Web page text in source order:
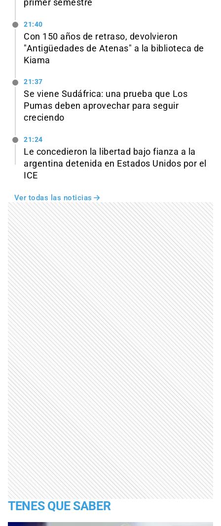
primer semestre
21:40
Con 150 años de retraso, devolvieron
"Antigüedades de Atenas" a la biblioteca de
Kiama
21:37
Se viene Sudáfrica: una prueba que Los
Pumas deben aprovechar para seguir
creciendo
21:24
Le concedieron la libertad bajo fianza a la
argentina detenida en Estados Unidos por el
ICE
Ver todas las noticias
TENES QUE SABER